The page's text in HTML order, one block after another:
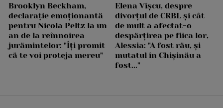
Brooklyn Beckham,
declarație emoționantă
pentru Nicola Peltz la un
an de la reînnoirea
jurămintelor: "Îți promit
că te voi proteja mereu"
Elena Vîșcu, despre
divorțul de CRBL și cât
de mult a afectat-o
despărțirea pe fiica lor,
Alessia: "A fost rău, și
mutatul în Chișinău a
fost..."